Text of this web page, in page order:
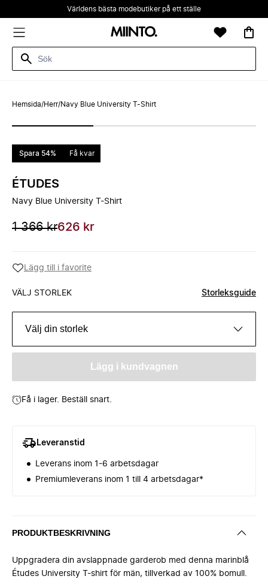
Världens bästa modebutiker på ett ställe
Hemsida/Herr/Navy Blue University T-Shirt
Spara 54% Få kvar
ÉTUDES
Navy Blue University T-Shirt
1 366 kr626 kr
Lägg till i favorite
VÄLJ STORLEK Storleksguide
Välj din storlek
Lägg i kundvagnen
Få i lager. Beställ snart.
Leveranstid
Leverans inom 1-6 arbetsdagar
Premiumleverans inom 1 till 4 arbetsdagar*
PRODUKTBESKRIVNING
Uppgradera din avslappnade garderob med denna marinblå
Études University T-shirt för män, tillverkad av 100% bomull.